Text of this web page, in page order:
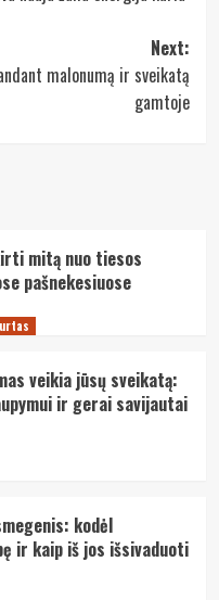
Next:
malonumą ir sveikatą
gamtoje
mitą nuo tiesos
pašnekesiuose
veikia jūsų sveikatą:
ir gerai savijautai
kodėl
ir kaip iš jos išsivaduoti